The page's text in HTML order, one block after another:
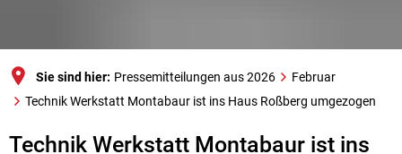
Sie sind hier: Pressemitteilungen aus 2026
Februar
Technik Werkstatt Montabaur ist ins Haus Roßberg umgezogen
Technik Werkstatt Montabaur ist ins